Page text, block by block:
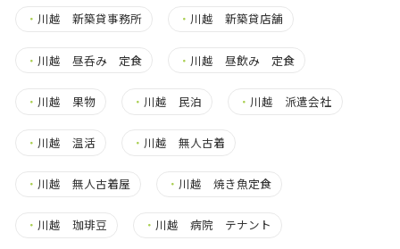
・ 川越 新築貸事務所 ・ 川越 新築貸店舗
・ 川越 昼呑み 定食 ・ 川越 昼飲み 定食
・ 川越 果物 ・ 川越 民泊 ・ 川越 派遣会社
・ 川越 温活 ・ 川越 無人古着
・ 川越 無人古着屋 ・ 川越 焼き魚定食
・ 川越 珈琲豆 ・ 川越 病院 テナント